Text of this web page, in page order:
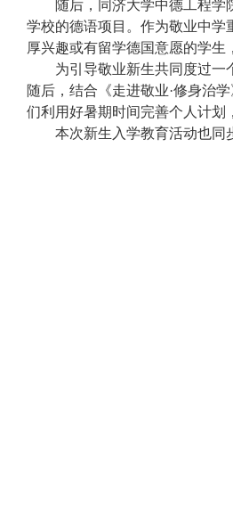
随后，同济大学中德工程
学校的德语项目。作为敬业中学
厚兴趣或有留学德国意愿的学
为引导敬业新生共同度过一
随后，结合《走进敬业·修身治
们利用好暑期时间完善个人计划
本次新生入学教育活动也同